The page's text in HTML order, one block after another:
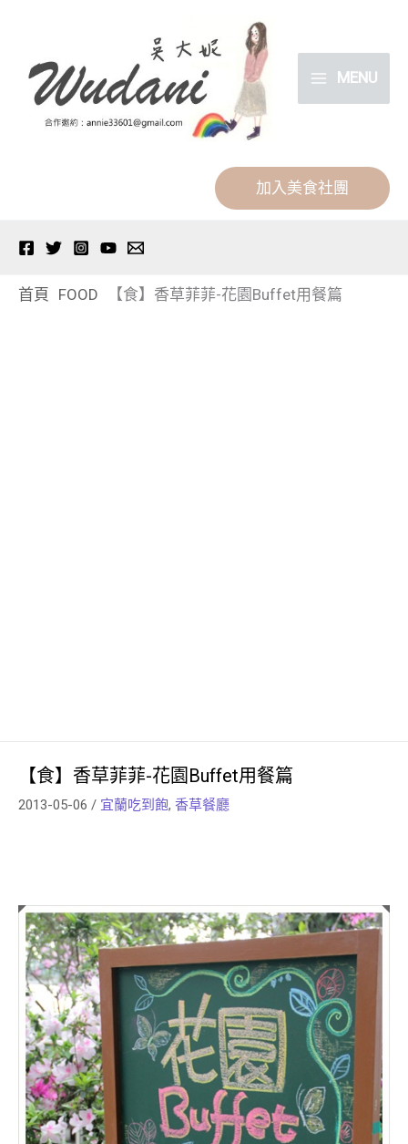
MENU
加入美食社團
首頁 FOOD 【食】香草菲菲-花園Buffet用餐篇
【食】香草菲菲-花園Buffet用餐篇
2013-05-06 / 宜蘭吃到飽, 香草餐廳